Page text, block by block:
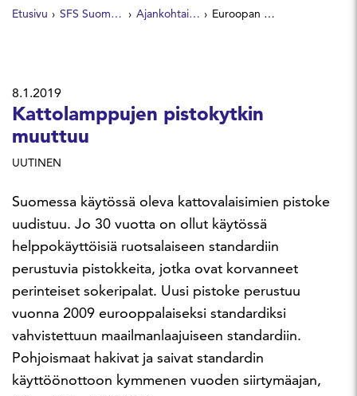
Etusivu SFS Suomen Standardit Ajankohtaista Euroopan komissio sponsoroi sähköisen laskutuksen (eInvoicing) käyttöönottoa – standardit käyttöön maksutta
8.1.2019
Kattolamppujen pistokytkin
muuttuu
UUTINEN
Suomessa käytössä oleva kattovalaisimien pistoke
uudistuu. Jo 30 vuotta on ollut käytössä
helppokäyttöisiä ruotsalaiseen standardiin
perustuvia pistokkeita, jotka ovat korvanneet
perinteiset sokeripalat. Uusi pistoke perustuu
vuonna 2009 eurooppalaiseksi standardiksi
vahvistettuun maailmanlaajuiseen standardiin.
Pohjoismaat hakivat ja saivat standardin
käyttöönottoon kymmenen vuoden siirtymäajan,